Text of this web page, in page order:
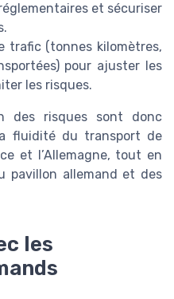
et sécuriser
trafic (tonnes kilomètres,
pour ajuster les
les risques.
des risques sont donc
fluidité du transport de
et l’Allemagne, tout en
pavillon allemand et des
les